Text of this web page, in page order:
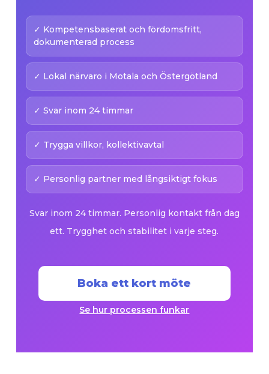
✓ Kompetensbaserat och fördomsfritt,
dokumenterad process
✓ Lokal närvaro i Motala och Östergötland
✓ Svar inom 24 timmar
✓ Trygga villkor, kollektivavtal
✓ Personlig partner med långsiktigt fokus
Svar inom 24 timmar. Personlig kontakt från dag
ett. Trygghet och stabilitet i varje steg.
Boka ett kort möte
Se hur processen funkar